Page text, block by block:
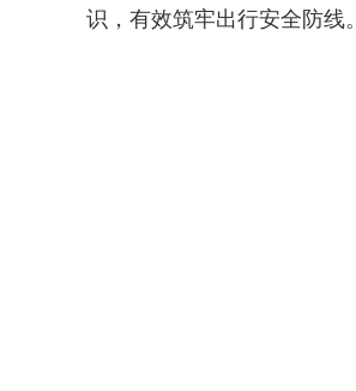
识，有效筑牢出行安全防线。